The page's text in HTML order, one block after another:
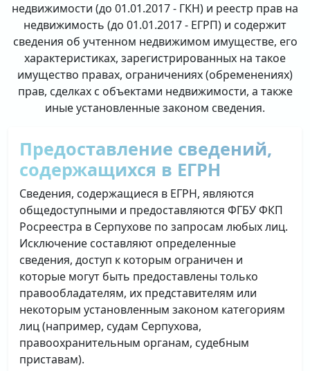
недвижимости (до 01.01.2017 - ГКН) и реестр прав на
недвижимость (до 01.01.2017 - ЕГРП) и содержит
сведения об учтенном недвижимом имуществе, его
характеристиках, зарегистрированных на такое
имущество правах, ограничениях (обременениях)
прав, сделках с объектами недвижимости, а также
иные установленные законом сведения.
Предоставление сведений,
содержащихся в ЕГРН
Сведения, содержащиеся в ЕГРН, являются
общедоступными и предоставляются ФГБУ ФКП
Росреестра в Серпухове по запросам любых лиц.
Исключение составляют определенные
сведения, доступ к которым ограничен и
которые могут быть предоставлены только
правообладателям, их представителям или
некоторым установленным законом категориям
лиц (например, судам Серпухова,
правоохранительным органам, судебным
приставам).